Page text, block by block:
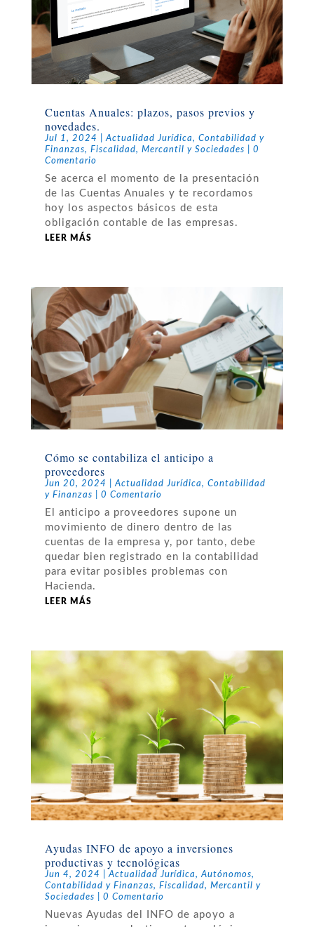
Cuentas Anuales: plazos, pasos previos y
novedades.
Jul 1, 2024 |Actualidad Jurídica, Contabilidad y
Finanzas, Fiscalidad, Mercantil y Sociedades | 0
Comentario
Se acerca el momento de la presentación
de las Cuentas Anuales y te recordamos
hoy los aspectos básicos de esta
obligación contable de las empresas.
LEER MÁS
Cómo se contabiliza el anticipo a
proveedores
Jun 20, 2024 |Actualidad Jurídica, Contabilidad
y Finanzas | 0 Comentario
El anticipo a proveedores supone un
movimiento de dinero dentro de las
cuentas de la empresa y, por tanto, debe
quedar bien registrado en la contabilidad
para evitar posibles problemas con
Hacienda.
LEER MÁS
Ayudas INFO de apoyo a inversiones
productivas y tecnológicas
Jun 4, 2024 |Actualidad Jurídica,Autónomos,
Contabilidad y Finanzas, Fiscalidad, Mercantil y
Sociedades | 0 Comentario
Nuevas Ayudas del INFO de apoyo a